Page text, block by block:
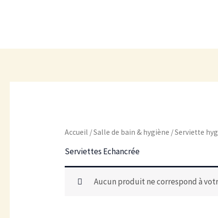
Accueil /Salle de bain & hygiène /Serviette
Serviettes Echancrée
Aucun produit ne correspond à